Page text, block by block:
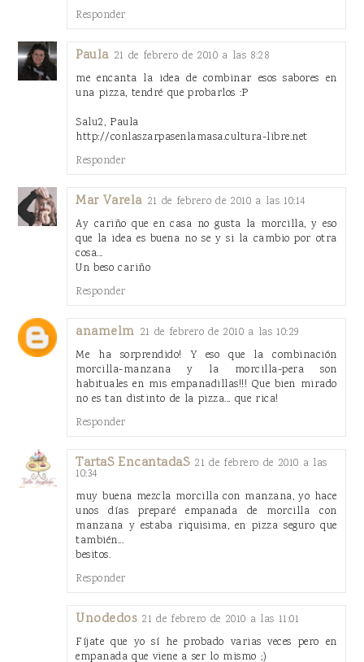
Responder
Paula 21 de febrero de 2010 a las 8:28
me encanta la idea de combinar esos sabores en
una pizza, tendré que probarlos :P
Salu2, Paula
http://conlaszarpasenlamasa.cultura-libre.net
Responder
Mar Varela 21 de febrero de 2010 a las 10:14
Ay cariño que en casa no gusta la morcilla, y eso
que la idea es buena no se y si la cambio por otra
cosa...
Un beso cariño
Responder
anamelm 21 de febrero de 2010 a las 10:29
Me ha sorprendido! Y eso que la combinación
morcilla-manzana y la morcilla-pera son
habituales en mis empanadillas!!! Que bien mirado
no es tan distinto de la pizza... que rica!
Responder
TartaS EncantadaS 21 de febrero de 2010 a las
10:34
muy buena mezcla morcilla con manzana, yo hace
unos días preparé empanada de morcilla con
manzana y estaba riquisima, en pizza seguro que
también...
besitos.
Responder
Unodedos 21 de febrero de 2010 a las 11:01
Fíjate que yo sí he probado varias veces pero en
empanada que viene a ser lo mismo ;)